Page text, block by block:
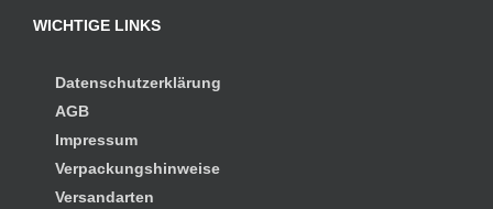
WICHTIGE LINKS
Datenschutzerklärung
AGB
Impressum
Verpackungshinweise
Versandarten